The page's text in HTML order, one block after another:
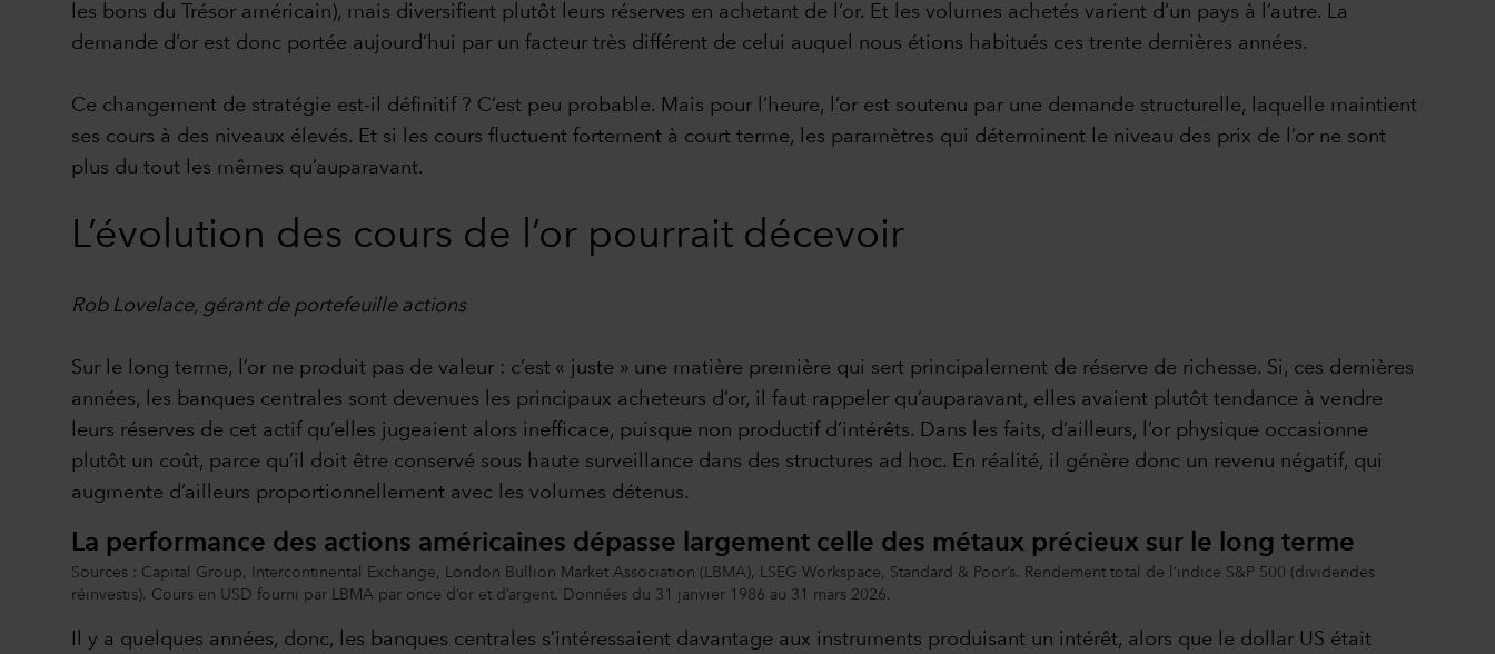
les bons du Trésor américain), mais diversifient plutôt leurs réserves en achetant de l’or. Et les volumes achetés varient d’un pays à l’autre. La
demande d’or est donc portée aujourd’hui par un facteur très différent de celui auquel nous étions habitués ces trente dernières années.
Ce changement de stratégie est-il définitif ? C’est peu probable. Mais pour l’heure, l’or est soutenu par une demande structurelle, laquelle maintient
ses cours à des niveaux élevés. Et si les cours fluctuent fortement à court terme, les paramètres qui déterminent le niveau des prix de l’or ne sont
plus du tout les mêmes qu’auparavant.
L’évolution des cours de l’or pourrait décevoir
Rob Lovelace, gérant de portefeuille actions
Sur le long terme, l’or ne produit pas de valeur : c’est « juste » une matière première qui sert principalement de réserve de richesse. Si, ces dernières
années, les banques centrales sont devenues les principaux acheteurs d’or, il faut rappeler qu’auparavant, elles avaient plutôt tendance à vendre
leurs réserves de cet actif qu’elles jugeaient alors inefficace, puisque non productif d’intérêts. Dans les faits, d’ailleurs, l’or physique occasionne
plutôt un coût, parce qu’il doit être conservé sous haute surveillance dans des structures ad hoc. En réalité, il génère donc un revenu négatif, qui
augmente d’ailleurs proportionnellement avec les volumes détenus.
La performance des actions américaines dépasse largement celle des métaux précieux sur le long terme
Sources : Capital Group, Intercontinental Exchange, London Bullion Market Association (LBMA), LSEG Workspace, Standard & Poor’s. Rendement total de l’indice S&P 500 (dividendes
réinvestis). Cours en USD fourni par LBMA par once d’or et d’argent. Données du 31 janvier 1986 au 31 mars 2026.
Il y a quelques années, donc, les banques centrales s’intéressaient davantage aux instruments produisant un intérêt, alors que le dollar US était